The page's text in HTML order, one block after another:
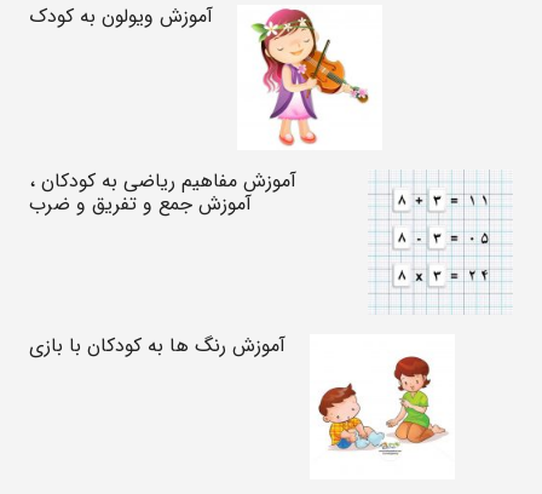
آموزش ویولون به کودک
آموزش مفاهیم ریاضی به کودکان ،
آموزش جمع و تفریق و ضرب
آموزش رنگ ها به کودکان با بازی